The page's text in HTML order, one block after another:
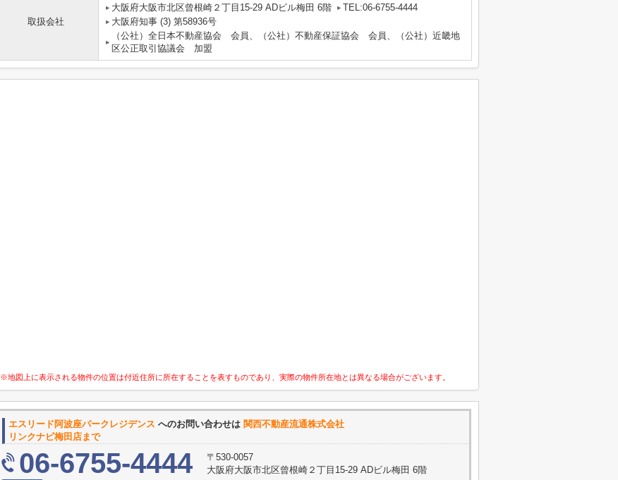
取扱会社
大阪府大阪市北区曾根崎２丁目15-29 ADビル梅田 6階
TEL:06-6755-4444
大阪府知事 (3) 第58936号
（公社）全日本不動産協会 会員、（公社）不動産保証協会 会員、（公社）近畿地
区公正取引協議会 加盟
※地図上に表示される物件の位置は付近住所に所在することを表すものであり、実際の物件所在地とは異なる場合がございます。
エスリード阿波座パークレジデンス へのお問い合わせは 関西不動産流通株式会社
リンクナビ梅田店まで
06-6755-4444
〒530-0057
大阪府大阪市北区曾根崎２丁目15-29 ADビル梅田 6階